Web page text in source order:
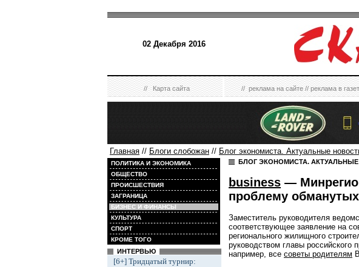
02 Декабря 2016
//Карта сайта //реклама на сайте//реклама в
Главная // Блоги слобожан // Блог экономиста. Актуальные
ПОЛИТИКА И ЭКОНОМИКА
ОБЩЕСТВО
ПРОИСШЕСТВИЯ
ЗАГРАНИЦА
БИЗНЕС И ФИНАНСЫ
КУЛЬТУРА
СПОРТ
КРОМЕ ТОГО
ИНТЕРВЬЮ
[6+] Тридцатый турнир:
БЛОГ ЭКОНОМИСТА.
business —
проблему
Заместитель руководителя
соответствующее заявление на
регионального жилищного
руководством главы российского
например, все советы родителям